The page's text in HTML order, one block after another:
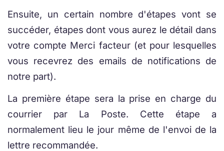
Ensuite, un certain nombre d'étapes vont se
succéder, étapes dont vous aurez le détail dans
votre compte Merci facteur (et pour lesquelles
vous recevrez des emails de notifications de
notre part).
La première étape sera la prise en charge du
courrier par La Poste. Cette étape a
normalement lieu le jour même de l'envoi de la
lettre recommandée.